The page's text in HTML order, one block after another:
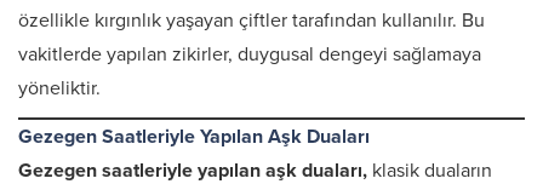
özellikle kırgınlık yaşayan çiftler tarafından kullanılır. Bu
vakitlerde yapılan zikirler, duygusal dengeyi sağlamaya
yöneliktir.
Gezegen Saatleriyle Yapılan Aşk Duaları
Gezegen saatleriyle yapılan aşk duaları, klasik duaların